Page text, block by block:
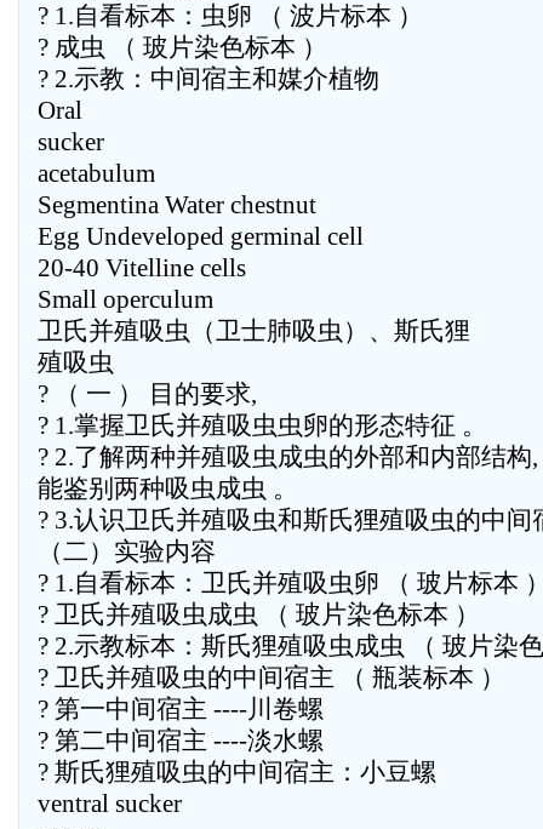
? 1.自看标本：虫卵 （ 波片标本 ）
? 成虫 （ 玻片染色标本 ）
? 2.示教：中间宿主和媒介植物
Oral
sucker
acetabulum
Segmentina Water chestnut
Egg Undeveloped germinal cell
20-40 Vitelline cells
Small operculum
卫氏并殖吸虫（卫士肺吸虫）、斯氏狸
殖吸虫
? （ 一 ） 目的要求,
? 1.掌握卫氏并殖吸虫虫卵的形态特征 。
? 2.了解两种并殖吸虫成虫的外部和内部结构
能鉴别两种吸虫成虫 。
? 3.认识卫氏并殖吸虫和斯氏狸殖吸虫的中间
（二）实验内容
? 1.自看标本：卫氏并殖吸虫卵 （ 玻片标本
? 卫氏并殖吸虫成虫 （ 玻片染色标本 ）
? 2.示教标本：斯氏狸殖吸虫成虫 （ 玻片染
? 卫氏并殖吸虫的中间宿主 （ 瓶装标本 ）
? 第一中间宿主 ----川卷螺
? 第二中间宿主 ----淡水螺
? 斯氏狸殖吸虫的中间宿主：小豆螺
ventral sucker